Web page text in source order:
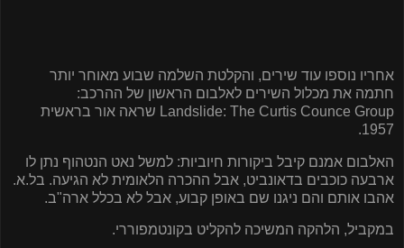
אחריו נוספו עוד שירים, והקלטת השלמה שבוע מאוחר יותר
חתמה את מכלול השירים לאלבום הראשון של ההרכב:
Landslide: The Curtis Counce Group שראה אור בראשית
1957.
האלבום אמנם קיבל ביקורות חיוביות: למשל נאט הנטהוף נתן לו
ארבעה כוכבים בדאונביט, אבל ההכרה הלאומית לא הגיעה. בל.א.
אהבו אותם והם ניגנו שם באופן קבוע, אבל לא בכלל ארה"ב.
במקביל, הלהקה המשיכה להקליט בקונטמפוררי.